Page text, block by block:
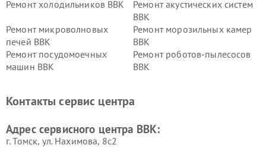
Ремонт холодильников BBK
Ремонт акустических систем
BBK
Ремонт микроволновых
печей BBK
Ремонт морозильных камер
BBK
Ремонт посудомоечных
машин BBK
Ремонт роботов-пылесосов
BBK
Ремонт винных шкафов BBK
Контакты сервис центра
Адрес сервисного центра BBK:
г. Томск, ул. Нахимова, 8с2